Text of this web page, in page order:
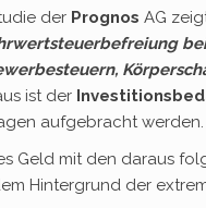
der Prognos AG
ist der
aufgebracht werden.
Geld mit den daraus
Hintergrund der